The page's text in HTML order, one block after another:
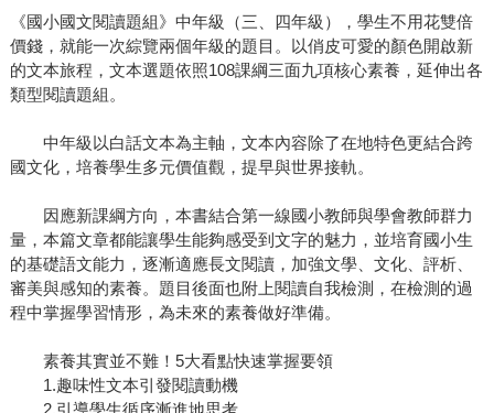
《國小國文閱讀題組》中年級（三、四年級），學生不用花雙倍
價錢，就能一次綜覽兩個年級的題目。以俏皮可愛的顏色開啟新
的文本旅程，文本選題依照108課綱三面九項核心素養，延伸出各
類型閱讀題組。
中年級以白話文本為主軸，文本內容除了在地特色更結合跨
國文化，培養學生多元價值觀，提早與世界接軌。
因應新課綱方向，本書結合第一線國小教師與學會教師群力
量，本篇文章都能讓學生能夠感受到文字的魅力，並培育國小生
的基礎語文能力，逐漸適應長文閱讀，加強文學、文化、評析、
審美與感知的素養。題目後面也附上閱讀自我檢測，在檢測的過
程中掌握學習情形，為未來的素養做好準備。
素養其實並不難！5大看點快速掌握要領
1.趣味性文本引發閱讀動機
2.引導學生循序漸進地思考